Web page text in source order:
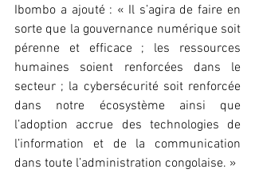
Ibombo a ajouté : « Il s’agira de faire en
sorte que la gouvernance numérique soit
pérenne et efficace ; les ressources
humaines soient renforcées dans le
secteur ; la cybersécurité soit renforcée
dans notre écosystème ainsi que
l’adoption accrue des technologies de
l’information et de la communication
dans toute l’administration congolaise. »